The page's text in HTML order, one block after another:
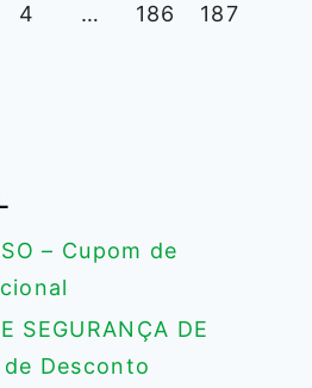
4 … 186 187
– Cupom de
SEGURANÇA DE
de Desconto